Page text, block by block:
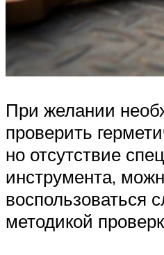
При желании
проверить
но отсутствие
инструмента,
воспользоваться
методикой